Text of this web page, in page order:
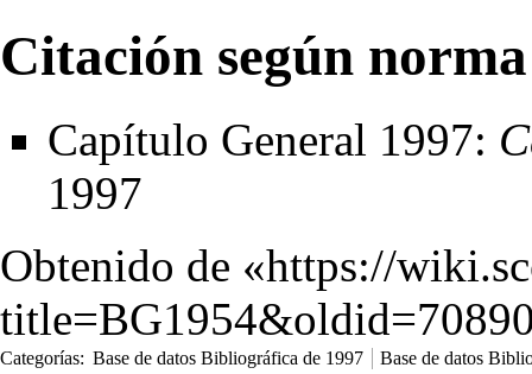
Citación según
Capítulo General 1997:
1997
Obtenido de «https://
Categorías: Base de datos Bibliográfica de 1997 Base de datos